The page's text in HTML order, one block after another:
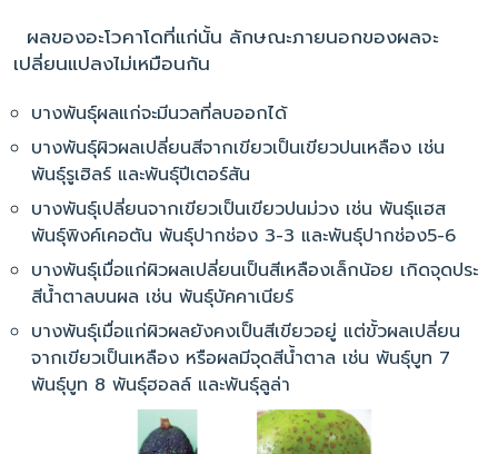
ผลของอะโวคาโดที่แก่นั้น ลักษณะภายนอกของผลจะ
เปลี่ยนแปลงไม่เหมือนกัน
บางพันธุ์ผลแก่จะมีนวลที่ลบออกได้
บางพันธุ์ผิวผลเปลี่ยนสีจากเขียวเป็นเขียวปนเหลือง เช่น
พันธุ์รูเฮิลร์ และพันธุ์ปีเตอร์สัน
บางพันธุ์เปลี่ยนจากเขียวเป็นเขียวปนม่วง เช่น พันธุ์แฮส
พันธุ์พิงค์เคอตัน พันธุ์ปากช่อง 3-3 และพันธุ์ปากช่อง5-6
บางพันธุ์เมื่อแก่ผิวผลเปลี่ยนเป็นสีเหลืองเล็กน้อย เกิดจุดประ
สีน้ำตาลบนผล เช่น พันธุ์บัคคาเนียร์
บางพันธุ์เมื่อแก่ผิวผลยังคงเป็นสีเขียวอยู่ แต่ขั้วผลเปลี่ยน
จากเขียวเป็นเหลือง หรือผลมีจุดสีน้ำตาล เช่น พันธุ์บูท 7
พันธุ์บูท 8 พันธุ์ฮอลล์ และพันธุ์ลูล่า